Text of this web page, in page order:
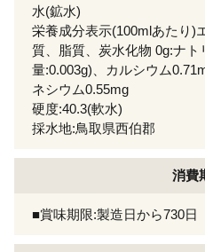
水(鉱水)
栄養成分表示(100mlあたり)
質、脂質、炭水化物 0g:ナト
量:0.003g)、カルシウム
ネシウム0.55mg
硬度:40.3(軟水)
採水地:鳥取県西伯郡
消費
■賞味期限:製造日から730日